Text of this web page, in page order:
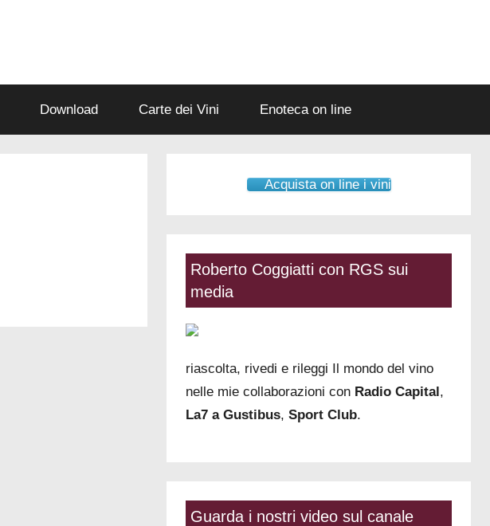
Download Carte dei Vini Enoteca on line
Acquista on line i vini
Roberto Coggiatti con RGS sui
media
riascolta, rivedi e rileggi Il mondo del vino
nelle mie collaborazioni con Radio Capital,
La7 a Gustibus,Sport Club.
Guarda i nostri video sul canale